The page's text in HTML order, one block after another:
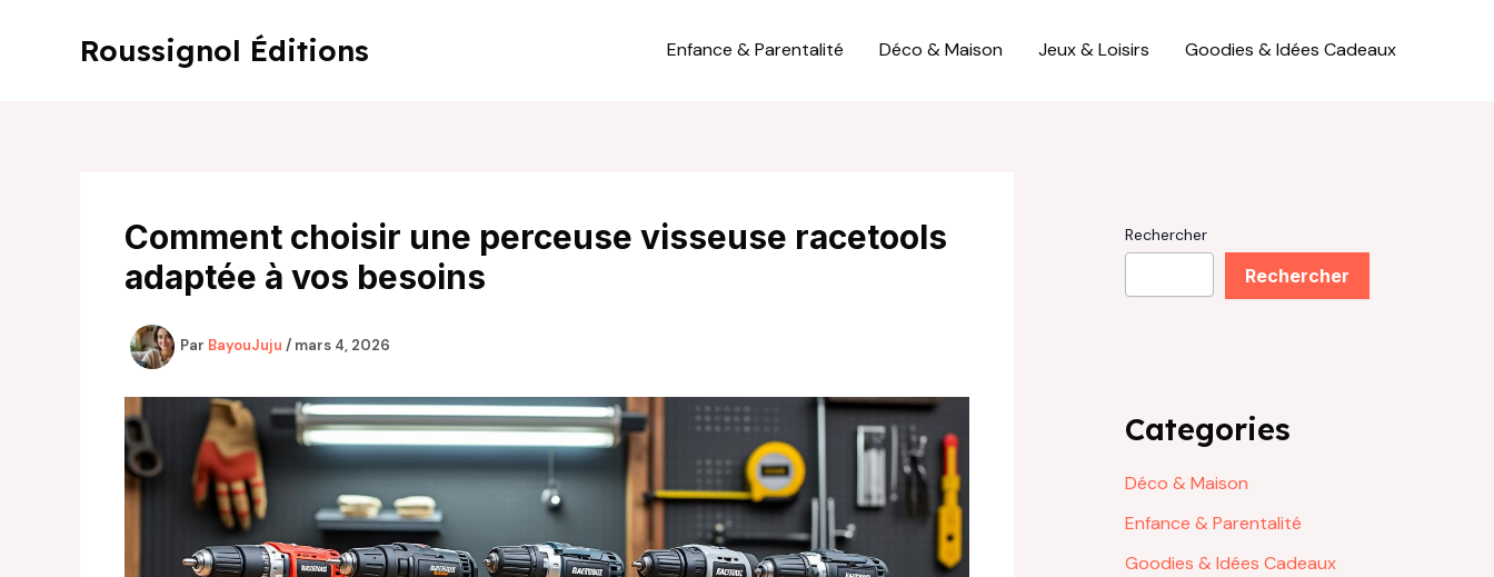
Roussignol Éditions Enfance & Parentalité Déco & Maison Jeux & Loisirs Goodies & Idées Cadeaux
Comment choisir une perceuse visseuse racetools
adaptée à vos besoins
Par BayouJuju / mars 4, 2026
Rechercher
Rechercher
Categories
Déco & Maison
Enfance & Parentalité
Goodies & Idées Cadeaux